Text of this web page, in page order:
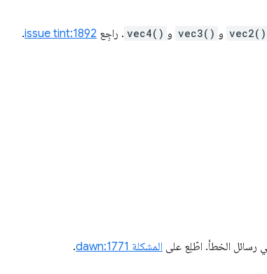
vec2() و vec3() و vec4() . راجِع issue tint:1892
.
رسائل الخطأ. اطّلِع على المشكلة dawn:1771 .